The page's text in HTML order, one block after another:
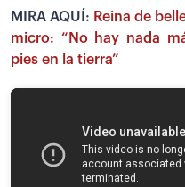
MIRA AQUÍ: Reina de
micro: “No hay nada
pies en la tierra”